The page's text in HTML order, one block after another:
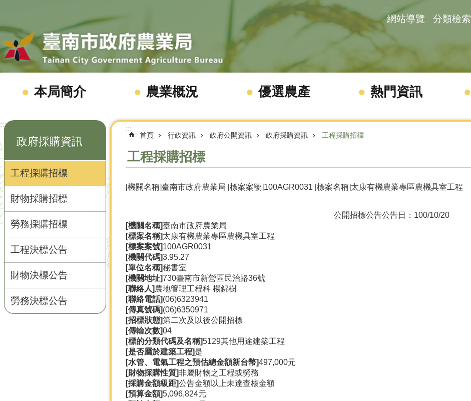
:::
網站導覽 分類檢索
本局簡介 農業概況 優選農產 熱門資訊
:::
政府採購資訊
工程採購招標
財物採購招標
勞務採購招標
工程決標公告
財物決標公告
勞務決標公告
:::
首頁 行政資訊 政府公開資訊 政府採購資訊 工程採購招標
工程採購招標
[機關名稱]臺南市政府農業局 [標案案號]100AGR0031 [標案名稱]太康有機農業專區農機具室工程
公開招標公告公告日：100/10/20
[機關名稱]臺南市政府農業局
[標案名稱]太康有機農業專區農機具室工程
[標案案號]100AGR0031
[機關代碼]3.95.27
[單位名稱]秘書室
[機關地址]730臺南市新營區民治路36號
[聯絡人]農地管理工程科 楊錦樹
[聯絡電話](06)6323941
[傳真號碼](06)6350971
[招標狀態]第二次及以後公開招標
[傳輸次數]04
[標的分類代碼及名稱]5129其他用途建築工程
[是否屬於建築工程]是
[水管、電氣工程之預估總金額新台幣]497,000元
[財物採購性質]非屬財物之工程或勞務
[採購金額級距]公告金額以上未達查核金額
[預算金額]5,096,824元